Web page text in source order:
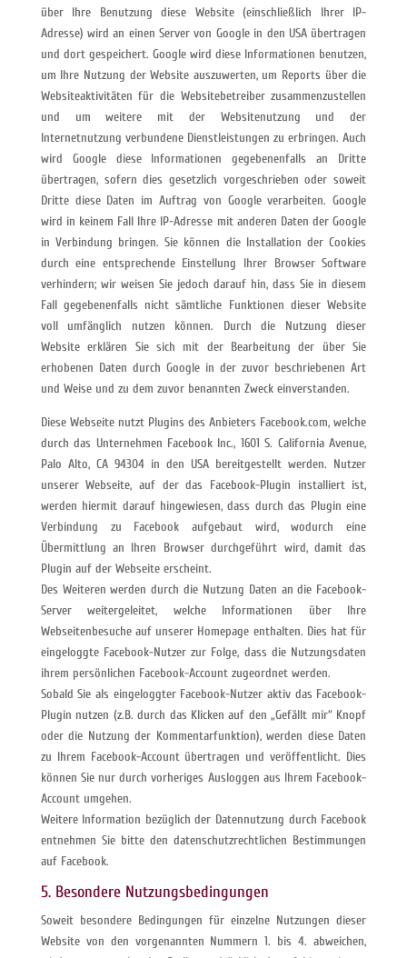
über Ihre Benutzung diese Website (einschließlich Ihrer IP-
Adresse) wird an einen Server von Google in den USA übertragen
und dort gespeichert. Google wird diese Informationen benutzen,
um Ihre Nutzung der Website auszuwerten, um Reports über die
Websiteaktivitäten für die Websitebetreiber zusammenzustellen
und um weitere mit der Websitenutzung und der
Internetnutzung verbundene Dienstleistungen zu erbringen. Auch
wird Google diese Informationen gegebenenfalls an Dritte
übertragen, sofern dies gesetzlich vorgeschrieben oder soweit
Dritte diese Daten im Auftrag von Google verarbeiten. Google
wird in keinem Fall Ihre IP-Adresse mit anderen Daten der Google
in Verbindung bringen. Sie können die Installation der Cookies
durch eine entsprechende Einstellung Ihrer Browser Software
verhindern; wir weisen Sie jedoch darauf hin, dass Sie in diesem
Fall gegebenenfalls nicht sämtliche Funktionen dieser Website
voll umfänglich nutzen können. Durch die Nutzung dieser
Website erklären Sie sich mit der Bearbeitung der über Sie
erhobenen Daten durch Google in der zuvor beschriebenen Art
und Weise und zu dem zuvor benannten Zweck einverstanden.
Diese Webseite nutzt Plugins des Anbieters Facebook.com, welche
durch das Unternehmen Facebook Inc., 1601 S. California Avenue,
Palo Alto, CA 94304 in den USA bereitgestellt werden. Nutzer
unserer Webseite, auf der das Facebook-Plugin installiert ist,
werden hiermit darauf hingewiesen, dass durch das Plugin eine
Verbindung zu Facebook aufgebaut wird, wodurch eine
Übermittlung an Ihren Browser durchgeführt wird, damit das
Plugin auf der Webseite erscheint.
Des Weiteren werden durch die Nutzung Daten an die Facebook-
Server weitergeleitet, welche Informationen über Ihre
Webseitenbesuche auf unserer Homepage enthalten. Dies hat für
eingeloggte Facebook-Nutzer zur Folge, dass die Nutzungsdaten
ihrem persönlichen Facebook-Account zugeordnet werden.
Sobald Sie als eingeloggter Facebook-Nutzer aktiv das Facebook-
Plugin nutzen (z.B. durch das Klicken auf den „Gefällt mir“ Knopf
oder die Nutzung der Kommentarfunktion), werden diese Daten
zu Ihrem Facebook-Account übertragen und veröffentlicht. Dies
können Sie nur durch vorheriges Ausloggen aus Ihrem Facebook-
Account umgehen.
Weitere Information bezüglich der Datennutzung durch Facebook
entnehmen Sie bitte den datenschutzrechtlichen Bestimmungen
auf Facebook.
5. Besondere Nutzungsbedingungen
Soweit besondere Bedingungen für einzelne Nutzungen dieser
Website von den vorgenannten Nummern 1. bis 4. abweichen,